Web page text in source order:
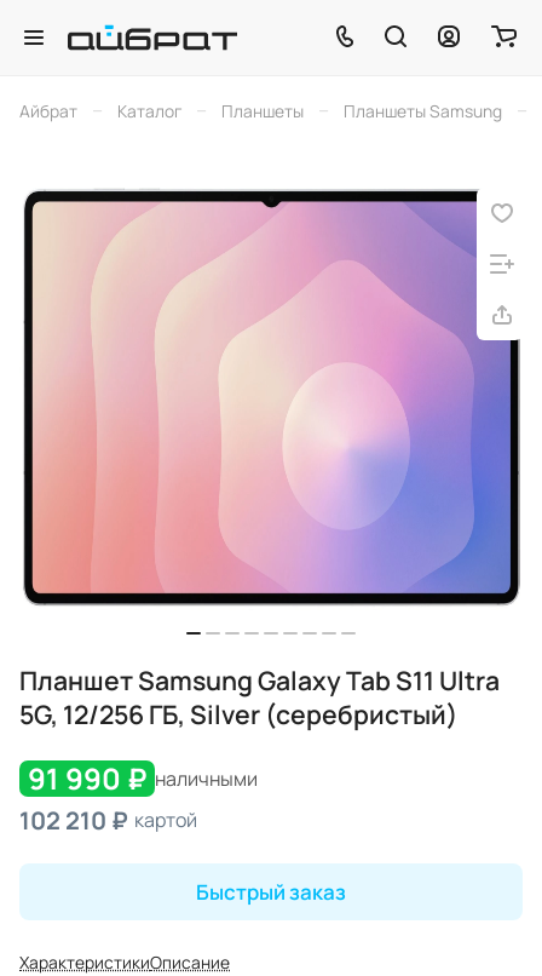
Айбрат – Каталог – Планшеты – Планшеты Samsung –
Планшет Samsung Galaxy Tab S11 Ultra
5G, 12/256 ГБ, Silver (серебристый)
91 990 ₽ наличными
102 210 ₽ картой
Быстрый заказ
ХарактеристикиОписание